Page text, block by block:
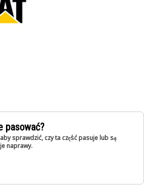
pasować?
sprawdzić, czy ta część pasuje lub są
naprawy.